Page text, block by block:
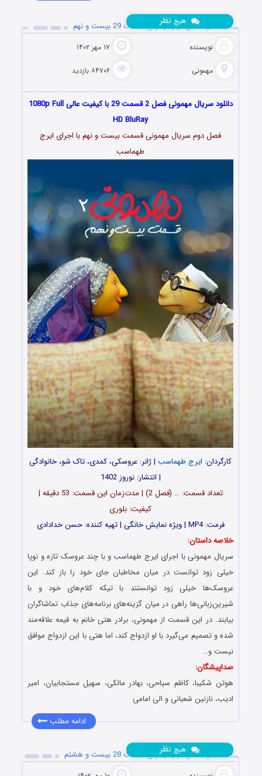
دانلود فصل دوم مهمونی قسمت 29 بیست و نهم
نویسنده ۱۷ مهر ۱۴۰۲
مهمونی ۸۴۷۰۶ بازدید
هیچ نظر
دانلود سریال مهمونی فصل 2 قسمت 29 با کیفیت عالی 1080p Full
HD BluRay
فصل دوم سریال مهمونی قسمت بیست و نهم با اجرای ایرج
طهماسب
کارگردان: ایرج طهماسب | ژانر: عروسکی، کمدی، تاک شو، خانوادگی
| انتشار: نوروز 1402
تعداد قسمت: … (فصل 2) | مدت‌زمان این قسمت: 53 دقیقه |
کیفیت: بلوری
فرمت: MP4 | ویژه نمایش خانگی | تهیه کننده: حسن خدادادی
خلاصه داستان:
سریال مهمونی با اجرای ایرج طهماسب و با چند عروسک تازه و نوپا
خیلی زود توانست در میان مخاطبان جای خود را باز کند. این
عروسک‌ها خیلی زود توانستند با تیکه کلام‌های خود و با
شیرین‌زبانی‌ها راهی در میان گزینه‌های برنامه‌های جذاب تماشاگران
بیابند. در این قسمت از مهمونی، برادر هتی خانم به قیمه علاقه‌مند
شده و تصمیم می‌گیرد با او ازدواج کند، اما هتی با این ازدواج موافق
نیست و…
صداپیشگان:
هوتن شکیبا، کاظم سیاحى، بهادر مالکى، سهیل مستجابیان، امیر
ادیب، نازنین شعبانى و الی امامی
ادامه مطلب
دانلود فصل دوم مهمونی قسمت 28 بیست و هشتم
هیچ نظر